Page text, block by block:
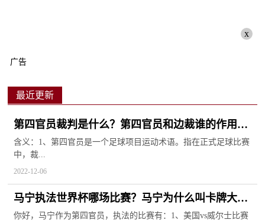
x
广告
最近更新
第四官员裁判是什么？第四官员和边裁谁的作用
大？
含义：1、第四官员是一个足球项目运动术语。指在正式足球比赛
中，裁...
2022-12-06
马宁执法世界杯哪场比赛？马宁为什么叫卡牌大
师？
你好，马宁作为第四官员，执法的比赛有：1、美国vs威尔士比赛